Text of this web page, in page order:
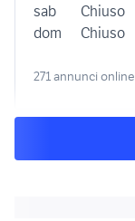
sab
Chiuso
dom
Chiuso
271 annunci online